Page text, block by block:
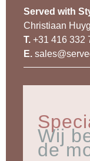
Served with
Christiaan
T. +31 416 332
E.
Wij
de